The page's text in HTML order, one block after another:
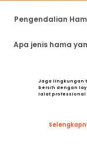
Jaga lingkungan
bersih dengan
lalat professional
Pengendalian
Apa jenis hama